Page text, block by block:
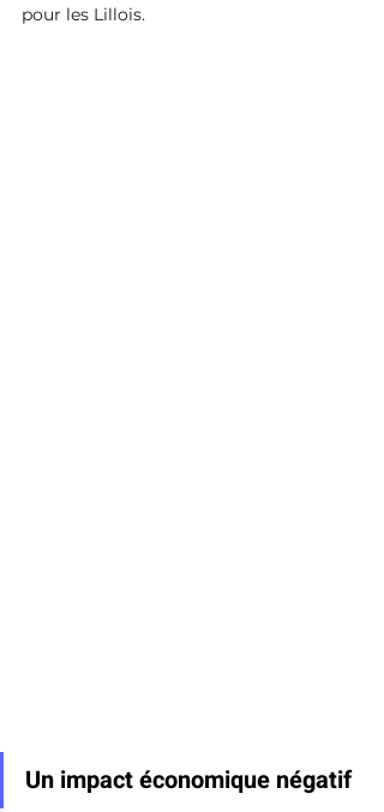
pour les Lillois.
Un impact économique négatif